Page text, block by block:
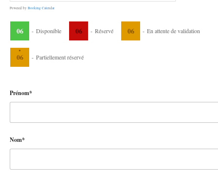
Powered by Booking Calendar
06 - Disponible 06 - Réservé 06 - En attente de validation
·
06 - Partiellement réservé
Prénom*
Nom*